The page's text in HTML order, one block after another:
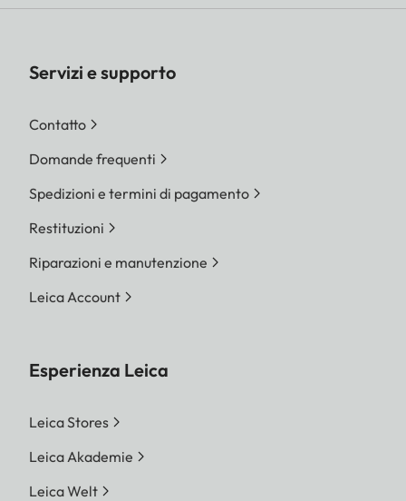
Servizi e supporto
Contatto
Domande frequenti
Spedizioni e termini di pagamento
Restituzioni
Riparazioni e manutenzione
Leica Account
Esperienza Leica
Leica Stores
Leica Akademie
Leica Welt